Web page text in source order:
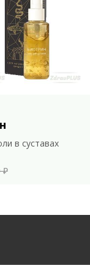
в суставах
₽